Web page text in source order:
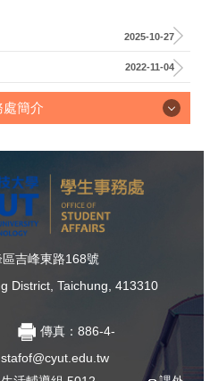
2025-10-27
2022-11-04
處簡介
處簡介
弱勢協助勵學金
吉峰東路168號
District, Taichung, 413310
傳真：886-4-